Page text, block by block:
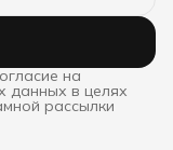
на
данных в целях
рассылки